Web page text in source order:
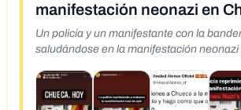
manifestación neonazi en
Un policía y un manifestante con la
saludándose en la manifestación